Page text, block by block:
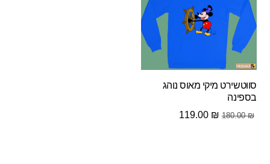
סווטשירט מיקי מאוס נוהג
בספינה
180.00₪
המחיר
119.00 ₪